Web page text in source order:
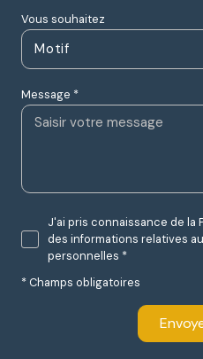
Vous souhaitez
Motif
Message *
J'ai pris connaissance de
des informations relatives
personnelles *
* Champs obligatoires